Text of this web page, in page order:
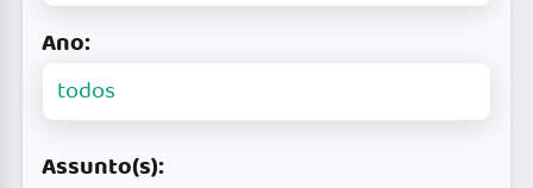
Ano:
Assunto(s):